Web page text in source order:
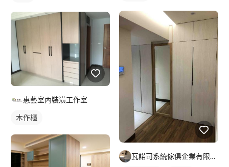
惠藝室內裝潢工作室
木作櫃
瓦諾司系統傢俱企業有限公司